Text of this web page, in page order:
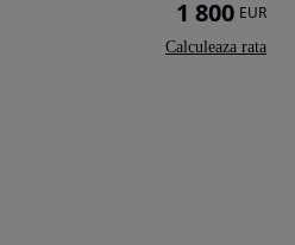
1 800 EUR
Calculeaza rata